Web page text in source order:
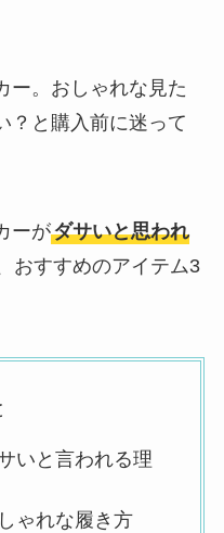
ー。おしゃれな見た
？と購入前に迷って
ーがダサいと思われ
おすすめのアイテム3
いと言われる理
ゃれな履き方